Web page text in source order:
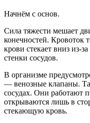
Начнём с основ.
Сила тяжести мешает
конечностей. Кровоток
крови стекает вниз из-
стенки сосудов.
В организме
— венозные клапаны.
сосудах. Они работают
открываются лишь в
стекающую кровь.